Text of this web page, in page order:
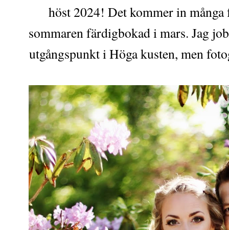
höst 2024! Det kommer in
sommaren färdigbokad i mars. Jag
utgångspunkt i Höga kusten, men